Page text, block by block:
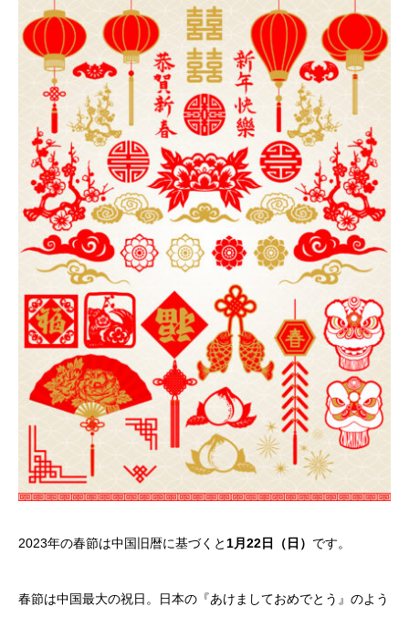
2023年の春節は中国旧暦に基づくと 1月22日（日） です。
春節は中国最大の祝日。日本の『あけましておめでとう』のよう